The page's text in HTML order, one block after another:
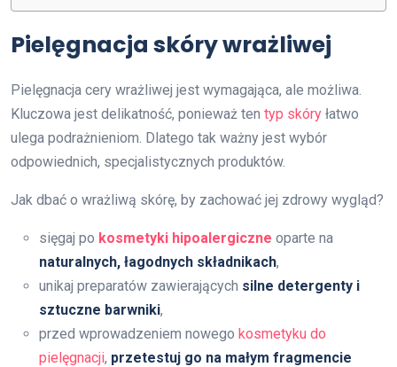
Pielęgnacja skóry wrażliwej
Pielęgnacja cery wrażliwej jest wymagająca, ale możliwa.
Kluczowa jest delikatność, ponieważ ten typ skóry łatwo
ulega podrażnieniom. Dlatego tak ważny jest wybór
odpowiednich, specjalistycznych produktów.
Jak dbać o wrażliwą skórę, by zachować jej zdrowy wygląd?
sięgaj po kosmetyki hipoalergiczne oparte na
naturalnych, łagodnych składnikach,
unikaj preparatów zawierających silne detergenty i
sztuczne barwniki,
przed wprowadzeniem nowego kosmetyku do
pielęgnacji, przetestuj go na małym fragmencie